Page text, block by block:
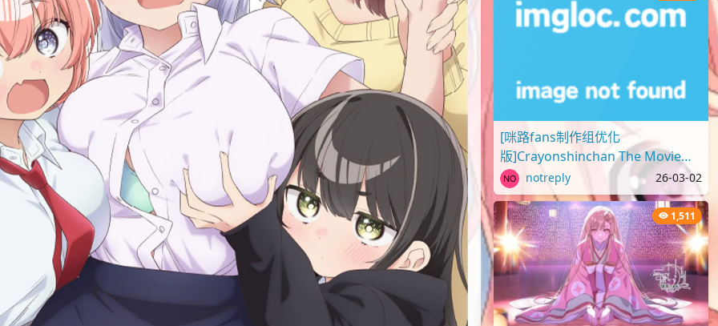
[咪路fans制作组优化
版]Crayonshinchan The Movie
2025 蜡笔小新剧场版2025 超华
丽！灼热的春日部舞者们[..
notreply 26-03-02
1,511